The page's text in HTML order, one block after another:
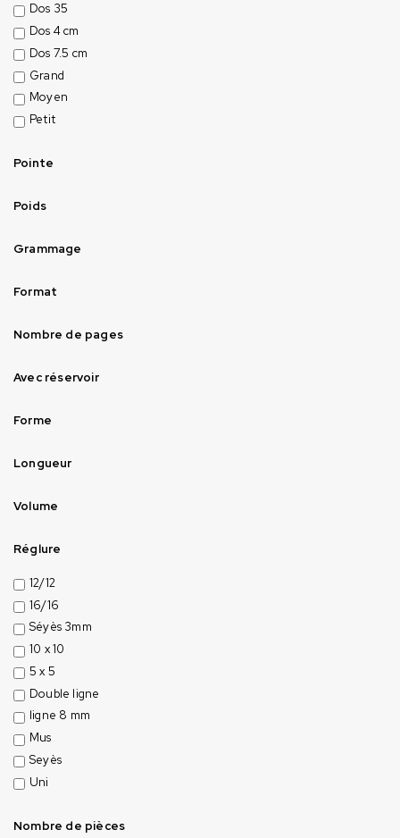
Dos 35
Dos 4 cm
Dos 7.5 cm
Grand
Moyen
Petit
Pointe
Poids
Grammage
Format
Nombre de pages
Avec réservoir
Forme
Longueur
Volume
Réglure
12/12
16/16
Séyès 3mm
10 x 10
5 x 5
Double ligne
ligne 8 mm
Mus
Seyès
Uni
Nombre de pièces